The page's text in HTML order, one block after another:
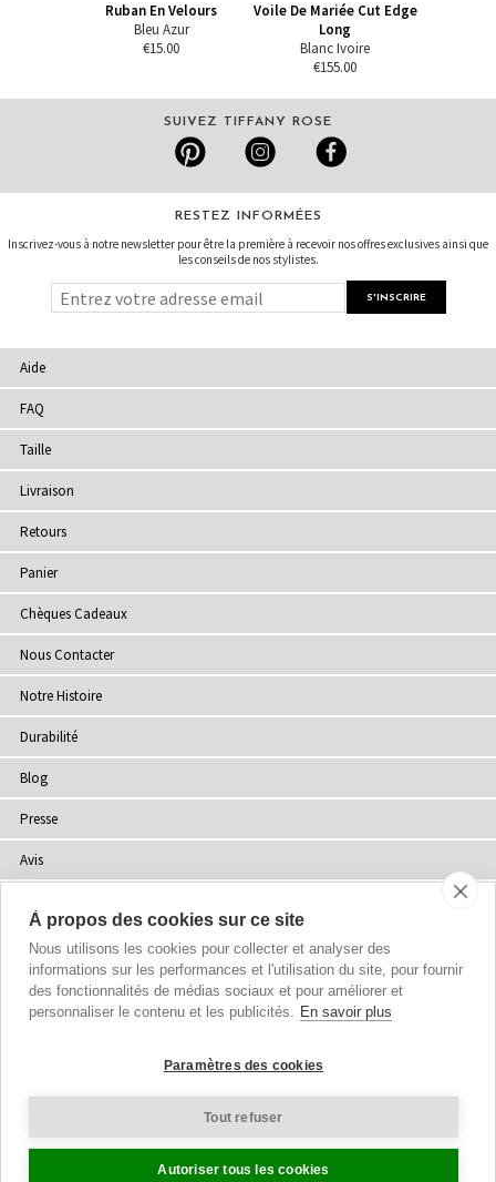
Ruban En Velours
Bleu Azur
€15.00
Voile De Mariée Cut Edge
Long
Blanc Ivoire
€155.00
SUIVEZ TIFFANY ROSE
RESTEZ INFORMÉES
Inscrivez-vous à notre newsletter pour être la première à recevoir nos offres exclusives ainsi que
les conseils de nos stylistes.
Aide
FAQ
Taille
Livraison
Retours
Panier
Chèques Cadeaux
Nous Contacter
Notre Histoire
Durabilité
Blog
Presse
Avis
Plan du site
© 2002-2026 Tiffany Rose Ltd. Tous droits réservés.
Paramètres des Cookies
À propos des cookies sur ce site
Nous utilisons les cookies pour collecter et analyser des
informations sur les performances et l'utilisation du site, pour fournir
des fonctionnalités de médias sociaux et pour améliorer et
personnaliser le contenu et les publicités. En savoir plus
Paramètres des cookies
Tout refuser
Autoriser tous les cookies